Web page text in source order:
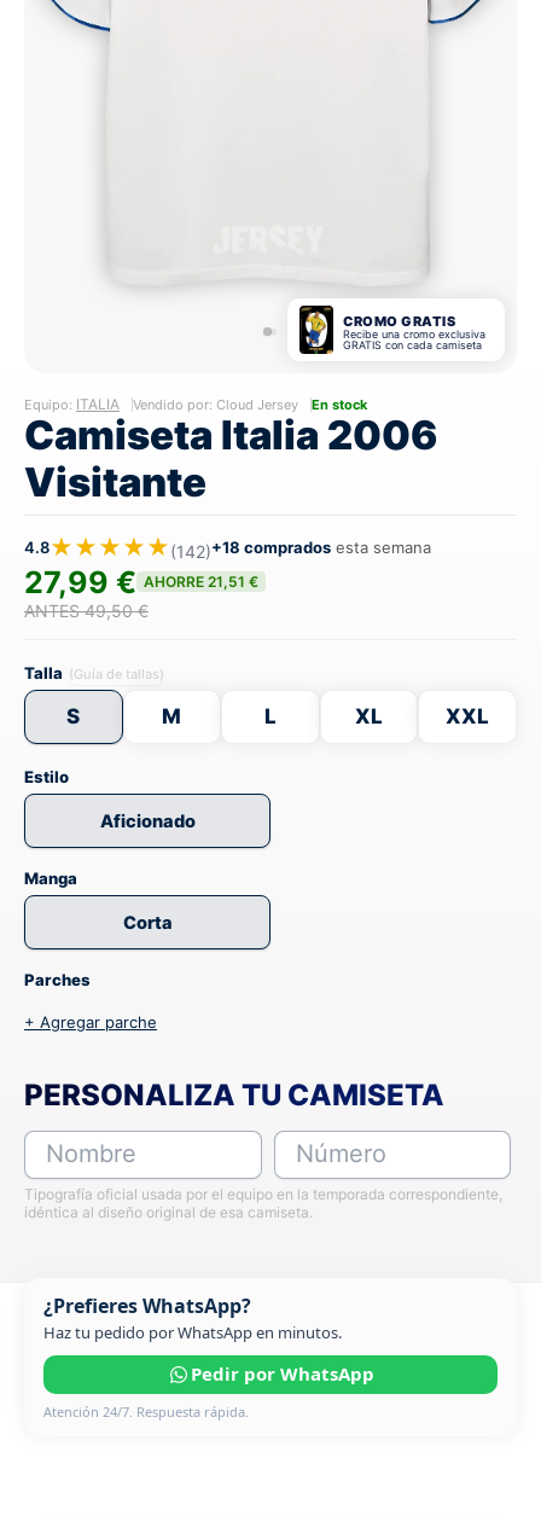
CROMO GRATIS
Recibe una cromo exclusiva
GRATIS con cada camiseta
Equipo: ITALIA Vendido por: Cloud Jersey En stock
Camiseta Italia 2006
Visitante
4.8★★★★★(142)+18 comprados esta semana
27,99 € AHORRE 21,51 €
ANTES 49,50 €
Talla (Guía de tallas)
S M L XL XXL
Estilo
Aficionado
Manga
Corta
Parches
+ Agregar parche
PERSONALIZA TU CAMISETA
Nombre Número
Tipografía oficial usada por el equipo en la temporada correspondiente,
idéntica al diseño original de esa camiseta.
¿Prefieres WhatsApp?
Haz tu pedido por WhatsApp en minutos.
Pedir por WhatsApp
Atención 24/7. Respuesta rápida.